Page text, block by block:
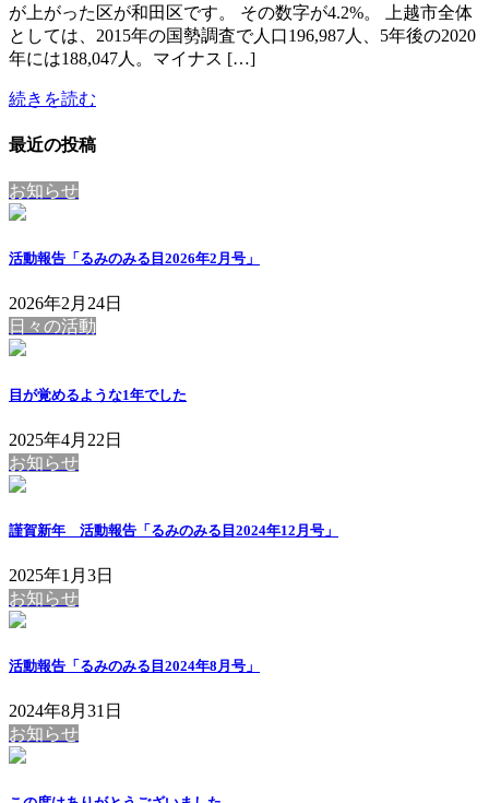
が上がった区が和田区です。 その数字が4.2%。 上越市全体
としては、2015年の国勢調査で人口196,987人、5年後の2020
年には188,047人。マイナス […]
続きを読む
最近の投稿
お知らせ
活動報告「るみのみる目2026年2月号」
2026年2月24日
日々の活動
目が覚めるような1年でした
2025年4月22日
お知らせ
謹賀新年 活動報告「るみのみる目2024年12月号」
2025年1月3日
お知らせ
活動報告「るみのみる目2024年8月号」
2024年8月31日
お知らせ